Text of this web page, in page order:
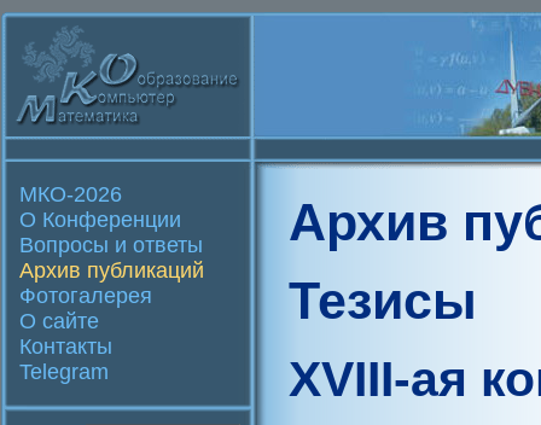
МКО-2026
О Конференции
Вопросы и ответы
Архив публикаций
Фотогалерея
О сайте
Контакты
Telegram
Архив
Тезисы
XVIII-ая